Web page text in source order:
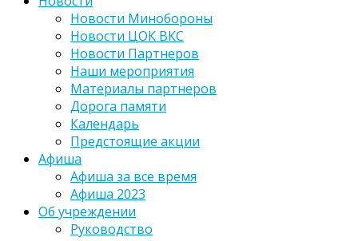
Новости Минобороны
Новости ЦОК ВКС
Новости Партнеров
Наши мероприятия
Материалы партнеров
Дорога памяти
Календарь
Предстоящие акции
Афиша
Афиша за все время
Афиша 2023
Об учреждении
Руководство